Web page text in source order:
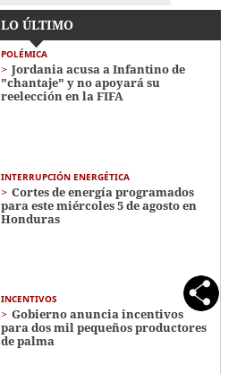
LO ÚLTIMO
POLÉMICA
Jordania acusa a Infantino de
"chantaje" y no apoyará su
reelección en la FIFA
INTERRUPCIÓN ENERGÉTICA
Cortes de energía programados
para este miércoles 5 de agosto en
Honduras
INCENTIVOS
Gobierno anuncia incentivos
para dos mil pequeños productores
de palma